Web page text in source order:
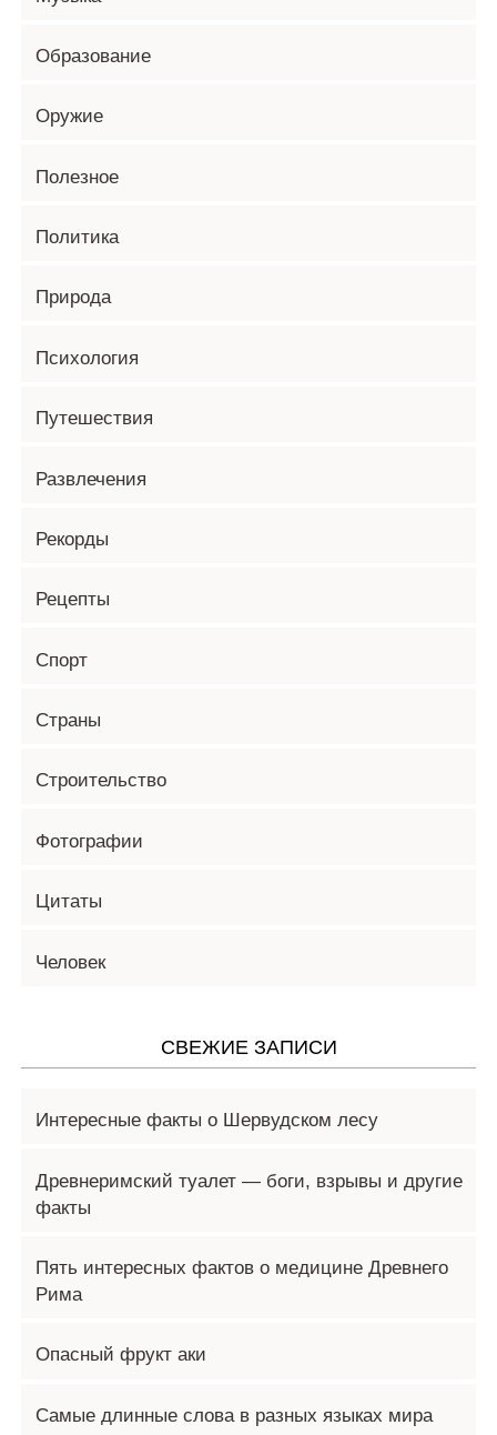
Образование
Оружие
Полезное
Политика
Природа
Психология
Путешествия
Развлечения
Рекорды
Рецепты
Спорт
Страны
Строительство
Фотографии
Цитаты
Человек
СВЕЖИЕ ЗАПИСИ
Интересные факты о Шервудском лесу
Древнеримский туалет — боги, взрывы и другие
факты
Пять интересных фактов о медицине Древнего
Рима
Опасный фрукт аки
Самые длинные слова в разных языках мира